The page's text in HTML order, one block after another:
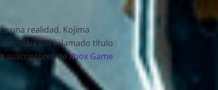
una realidad. Kojima
del aclamado título
suscriptores deXbox Game